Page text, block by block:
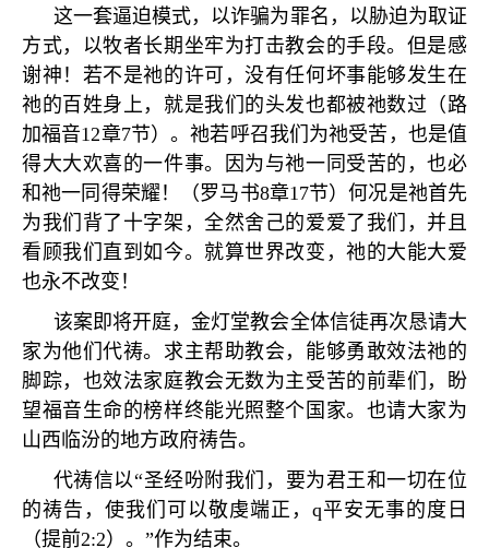
这一套逼迫模式，以诈骗为罪名，以胁迫为取证
方式，以牧者长期坐牢为打击教会的手段。但是感
谢神！若不是祂的许可，没有任何坏事能够发生在
祂的百姓身上，就是我们的头发也都被祂数过（路
加福音12章7节）。祂若呼召我们为祂受苦，也是值
得大大欢喜的一件事。因为与祂一同受苦的，也必
和祂一同得荣耀！（罗马书8章17节）何况是祂首先
为我们背了十字架，全然舍己的爱爱了我们，并且
看顾我们直到如今。就算世界改变，祂的大能大爱
也永不改变！
该案即将开庭，金灯堂教会全体信徒再次恳请大
家为他们代祷。求主帮助教会，能够勇敢效法祂的
脚踪，也效法家庭教会无数为主受苦的前辈们，盼
望福音生命的榜样终能光照整个国家。也请大家为
山西临汾的地方政府祷告。
代祷信以“圣经吩附我们，要为君王和一切在位
的祷告，使我们可以敬虔端正， q平安无事的度日
（提前2:2）。 ”作为结束。